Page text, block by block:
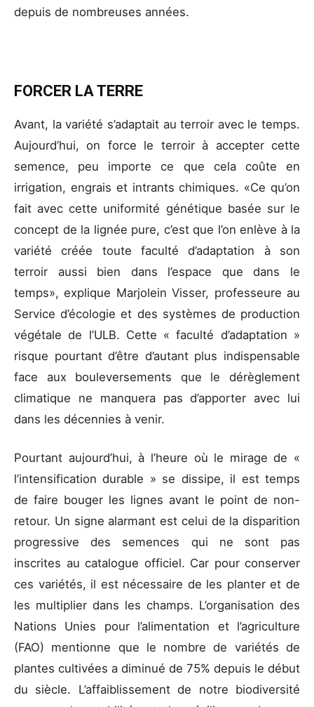
depuis de nombreuses années.
FORCER LA TERRE
Avant, la variété s’adaptait au terroir avec le temps.
Aujourd’hui, on force le terroir à accepter cette
semence, peu importe ce que cela coûte en
irrigation, engrais et intrants chimiques. «Ce qu’on
fait avec cette uniformité génétique basée sur le
concept de la lignée pure, c’est que l’on enlève à la
variété créée toute faculté d’adaptation à son
terroir aussi bien dans l’espace que dans le
temps», explique Marjolein Visser, professeure au
Service d’écologie et des systèmes de production
végétale de l’ULB. Cette « faculté d’adaptation »
risque pourtant d’être d’autant plus indispensable
face aux bouleversements que le dérèglement
climatique ne manquera pas d’apporter avec lui
dans les décennies à venir.
Pourtant aujourd’hui, à l’heure où le mirage de «
l’intensification durable » se dissipe, il est temps
de faire bouger les lignes avant le point de non-
retour. Un signe alarmant est celui de la disparition
progressive des semences qui ne sont pas
inscrites au catalogue officiel. Car pour conserver
ces variétés, il est nécessaire de les planter et de
les multiplier dans les champs. L’organisation des
Nations Unies pour l’alimentation et l’agriculture
(FAO) mentionne que le nombre de variétés de
plantes cultivées a diminué de 75% depuis le début
du siècle. L’affaiblissement de notre biodiversité